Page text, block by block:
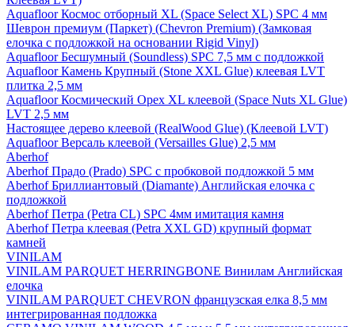
Aquafloor Космос отборный XL (Space Select XL) SPC 4 мм
Шеврон премиум (Паркет) (Chevron Premium) (Замковая
елочка с подложкой на основании Rigid Vinyl)
Aquafloor Бесшумный (Soundless) SPC 7,5 мм с подложкой
Aquafloor Камень Крупный (Stone XXL Glue) клеевая LVT
плитка 2,5 мм
Aquafloor Космический Орех XL клеевой (Space Nuts XL Glue)
LVT 2,5 мм
Настоящее дерево клеевой (RealWood Glue) (Клеевой LVT)
Aquafloor Версаль клеевой (Versailles Glue) 2,5 мм
Aberhof
Aberhof Прадо (Prado) SPC с пробковой подложкой 5 мм
Aberhof Бриллиантовый (Diamante) Английская елочка с
подложкой
Aberhof Петра (Petra CL) SPC 4мм имитация камня
Aberhof Петра клеевая (Petra XXL GD) крупный формат
камней
VINILAM
VINILAM PARQUET HERRINGBONE Винилам Английская
елочка
VINILAM PARQUET CHEVRON французская елка 8,5 мм
интегрированная подложка